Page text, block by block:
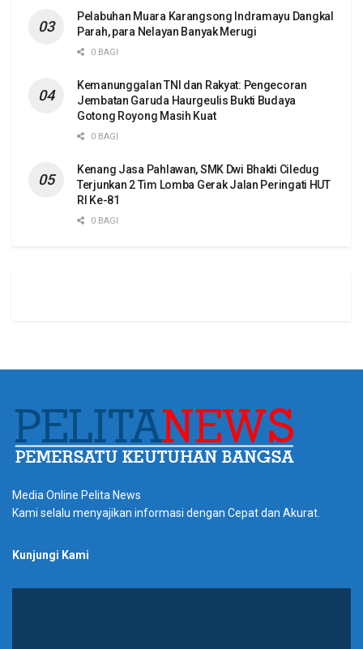
Pelabuhan Muara Karangsong Indramayu Dangkal
Parah, para Nelayan Banyak Merugi
0 BAGI
Kemanunggalan TNI dan Rakyat: Pengecoran
Jembatan Garuda Haurgeulis Bukti Budaya
Gotong Royong Masih Kuat
0 BAGI
Kenang Jasa Pahlawan, SMK Dwi Bhakti Ciledug
Terjunkan 2 Tim Lomba Gerak Jalan Peringati HUT
RI Ke-81
0 BAGI
Media Online Pelita News
Kami selalu menyajikan informasi dengan Cepat dan Akurat.
Kunjungi Kami